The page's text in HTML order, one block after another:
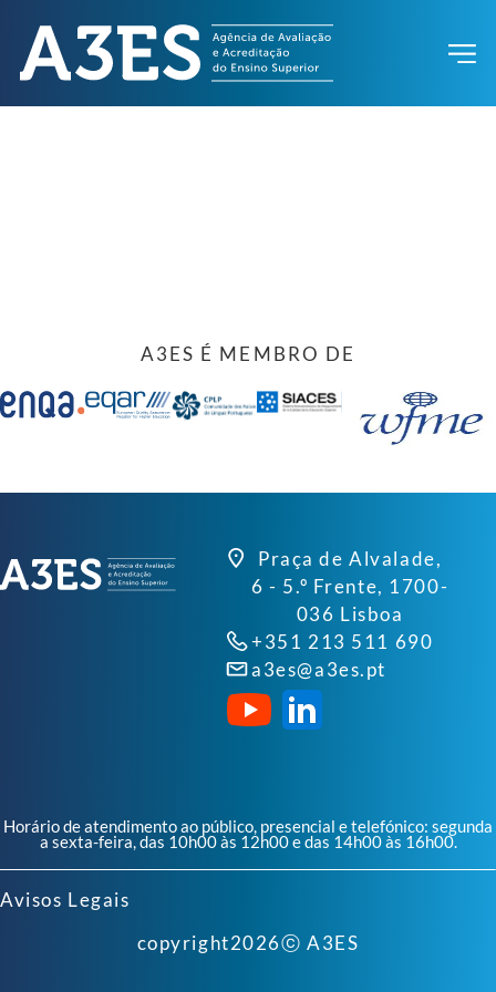
A3ES É MEMBRO DE
Praça de Alvalade,
6 - 5.º Frente, 1700-
036 Lisboa
+351 213 511 690
a3es@a3es.pt
Horário de atendimento ao público, presencial e telefónico: segunda
a sexta-feira, das 10h00 às 12h00 e das 14h00 às 16h00.
Avisos Legais
copyright2026ⓒ A3ES